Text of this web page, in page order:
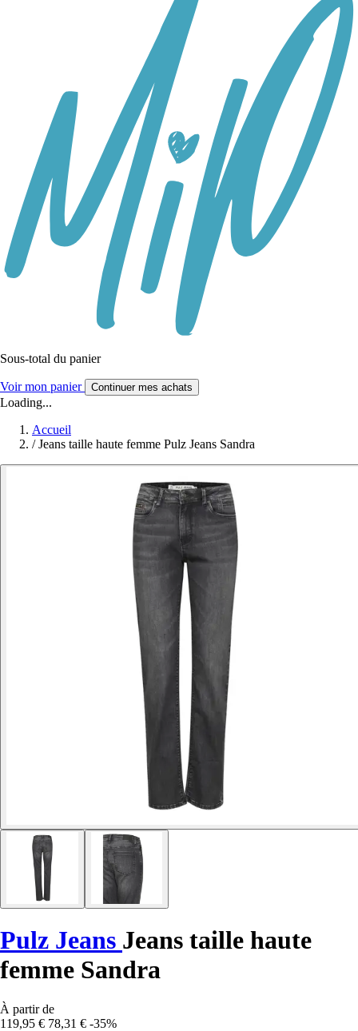
Sous-total du panier
Voir mon panier Continuer mes achats
Loading...
Accueil
/ Jeans taille haute femme Pulz Jeans Sandra
Pulz Jeans Jeans taille haute
femme Sandra
À partir de
119,95 € 78,31 € -35%